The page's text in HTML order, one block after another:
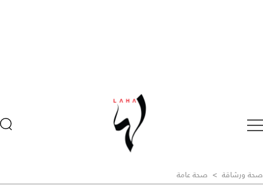
صحة ورشاقة > صحة عامة